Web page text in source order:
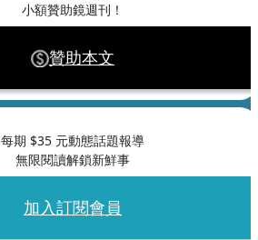
小額贊助鏡週刊！
贊助本文
每期 $35 元動態話題報導
無限閱讀解鎖新鮮事
加入訂閱會員